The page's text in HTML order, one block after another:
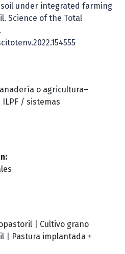
under integrated farming
Science of the Total
o agricultura–
/ sistemas
Cultivo grano
Pastura implantada +